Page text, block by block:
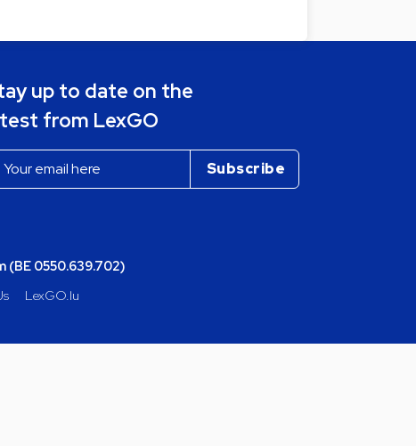
up to date on the
from LexGO
(BE 0550.639.702)
LexGO.lu